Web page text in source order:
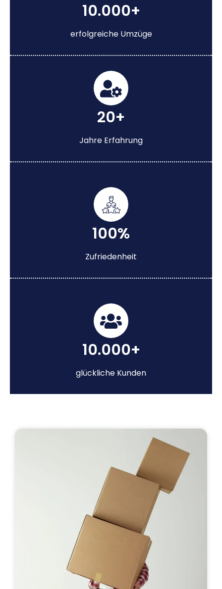
10.000+
erfolgreiche Umzüge
20+
Jahre Erfahrung
100%
Zufriedenheit
10.000+
glückliche Kunden